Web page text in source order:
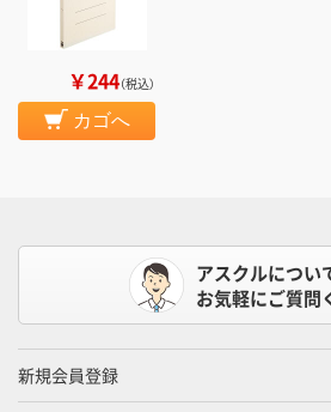
￥244（税込）
カゴへ
アスクルについ
お気軽にご質問
新規会員登録